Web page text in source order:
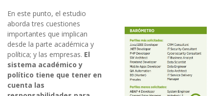
En este punto, el estudio
aborda tres cuestiones
importantes que implican
desde la parte académica y
política; y las empresas. El
sistema académico y
político tiene que tener en
cuenta las